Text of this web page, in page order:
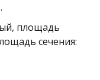
площадь
сечения: